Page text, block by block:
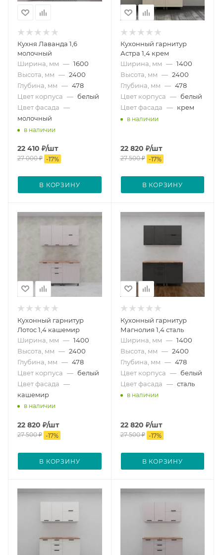
Кухня Лаванда 1,6
молочный
Ширина, мм — 1600
Высота, мм — 2400
Глубина, мм — 478
Цвет корпуса — белый
Цвет фасада —
молочный
в наличии
22 410 ₽/шт
27 000₽ -17%
В КОРЗИНУ
Кухонный гарнитур
Астра 1,4 крем
Ширина, мм — 1400
Высота, мм — 2400
Глубина, мм — 478
Цвет корпуса — белый
Цвет фасада — крем
в наличии
22 820 ₽/шт
27 500₽ -17%
В КОРЗИНУ
Кухонный гарнитур
Лотос 1,4 кашемир
Ширина, мм — 1400
Высота, мм — 2400
Глубина, мм — 478
Цвет корпуса — белый
Цвет фасада —
кашемир
в наличии
22 820 ₽/шт
27 500₽ -17%
В КОРЗИНУ
Кухонный гарнитур
Магнолия 1,4 сталь
Ширина, мм — 1400
Высота, мм — 2400
Глубина, мм — 478
Цвет корпуса — белый
Цвет фасада — сталь
в наличии
22 820 ₽/шт
27 500₽ -17%
В КОРЗИНУ